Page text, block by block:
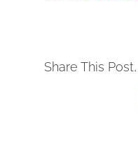
Share This